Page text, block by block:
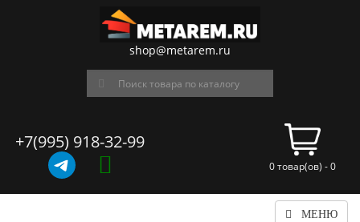
shop@metarem.ru
+7(995) 918-32-99
0 товар(ов) - 0
МЕНЮ